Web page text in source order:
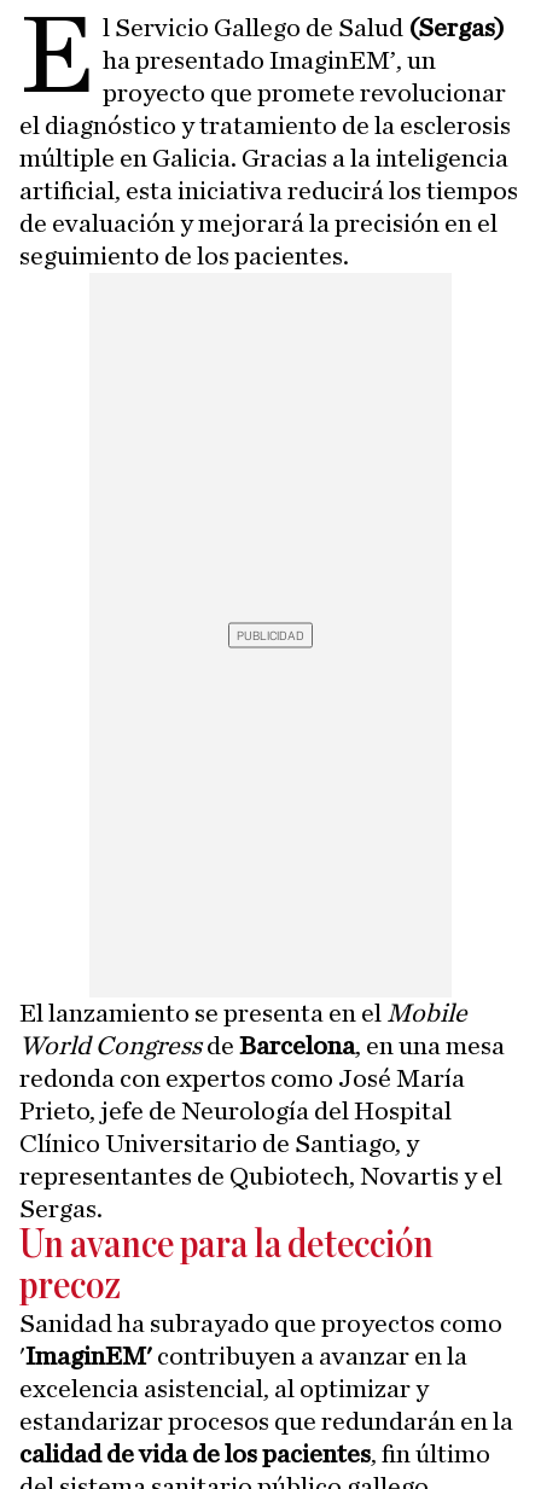
E l Servicio Gallego de Salud (Sergas)
ha presentado ImaginEM’, un
proyecto que promete revolucionar
el diagnóstico y tratamiento de la esclerosis
múltiple en Galicia. Gracias a la inteligencia
artificial, esta iniciativa reducirá los tiempos
de evaluación y mejorará la precisión en el
seguimiento de los pacientes.
El lanzamiento se presenta en el Mobile
World Congressde Barcelona, en una mesa
redonda con expertos como José María
Prieto, jefe de Neurología del Hospital
Clínico Universitario de Santiago, y
representantes de Qubiotech, Novartis y el
Sergas.
Un avance para la detección
precoz
Sanidad ha subrayado que proyectos como
'ImaginEM' contribuyen a avanzar en la
excelencia asistencial, al optimizar y
estandarizar procesos que redundarán en la
calidad de vida de los pacientes, fin último